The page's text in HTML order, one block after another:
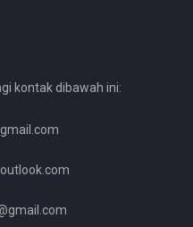
kontak dibawah ini: